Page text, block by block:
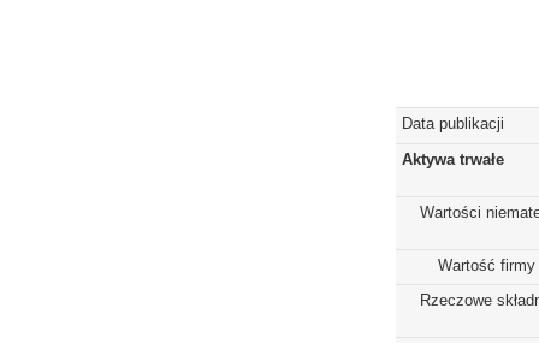
Data publikacji
Aktywa trwałe
Wartości
Wartość firmy
Rzeczowe